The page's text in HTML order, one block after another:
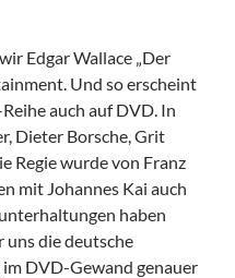
Edgar Wallace „Der
Und so erscheint
auch auf DVD. In
Dieter Borsche, Grit
Regie wurde von Franz
mit Johannes Kai auch
haben
uns die deutsche
DVD-Gewand genauer